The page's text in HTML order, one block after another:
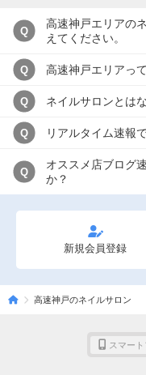
Q
高速神戸エリアの
えてください。
Q 高速神戸エリアっ
Q ネイルサロンとは
Q リアルタイム速報
Q
オススメ店ブログ
か？
新規会員登録
高速神戸のネイルサロン
スマー